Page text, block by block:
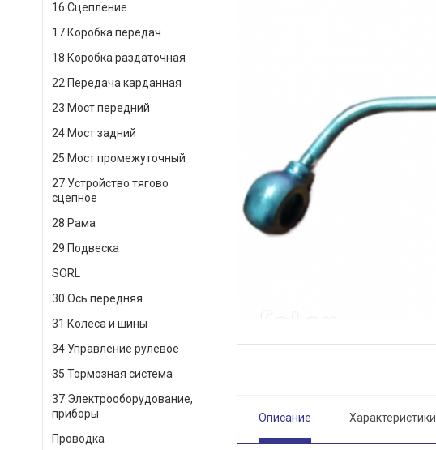
16 Сцепление
17 Коробка передач
18 Коробка раздаточная
22 Передача карданная
23 Мост передний
24 Мост задний
25 Мост промежуточный
27 Устройство тягово
сцепное
28 Рама
29 Подвеска
SORL
30 Ось передняя
31 Колеса и шины
34 Управление рулевое
35 Тормозная система
37 Электрооборудование,
приборы
Проводка
Описание Характеристики